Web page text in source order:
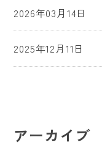
2026年03月14日
2025年12月11日
アーカイブ